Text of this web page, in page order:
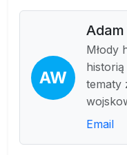
AW
Młody
historią
tematy
Email